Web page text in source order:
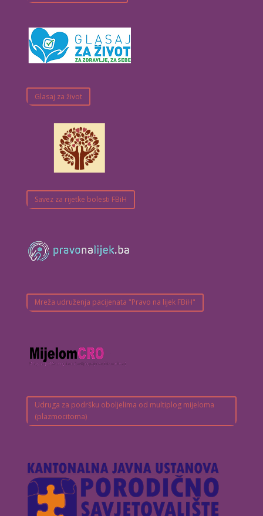
Glasaj za život
Savez za rijetke bolesti FBiH
Mreža udruženja pacijenata "Pravo na lijek FBiH"
Udruga za podršku oboljelima od multiplog mijeloma
(plazmocitoma)